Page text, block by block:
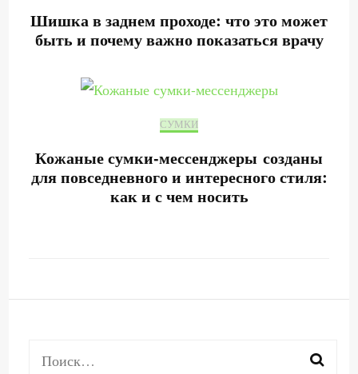
Шишка в заднем проходе: что это может
быть и почему важно показаться врачу
СУМКИ
Кожаные сумки-мессенджеры созданы
для повседневного и интересного стиля:
как и с чем носить
Найти: